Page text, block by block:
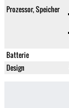
Prozessor, Speicher
Batterie
Design